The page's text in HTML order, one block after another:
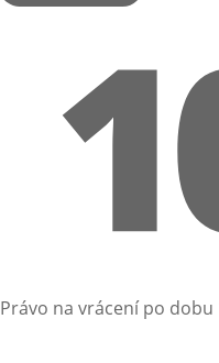
Právo na vrácení po dobu